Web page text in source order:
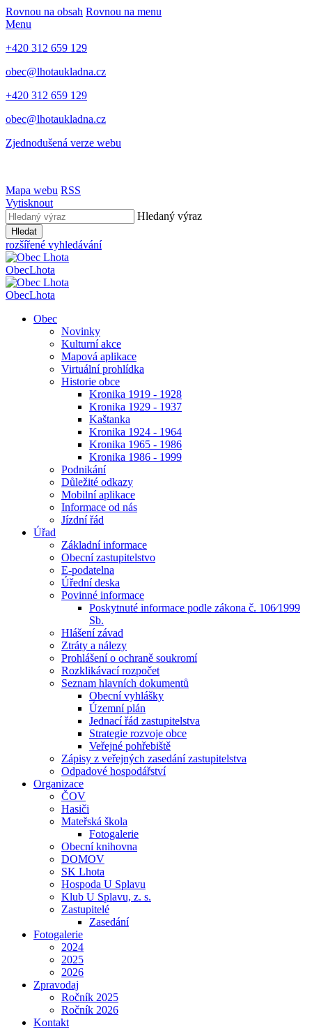
Rovnou na obsah Rovnou na menu
Menu
+420 312 659 129
obec@lhotaukladna.cz
+420 312 659 129
obec@lhotaukladna.cz
Zjednodušená verze webu
Mapa webu RSS
Vytisknout
Hledaný výraz
Hledat
rozšířené vyhledávání
ObecLhota
ObecLhota
Obec
Novinky
Kulturní akce
Mapová aplikace
Virtuální prohlídka
Historie obce
Kronika 1919 - 1928
Kronika 1929 - 1937
Kaštanka
Kronika 1924 - 1964
Kronika 1965 - 1986
Kronika 1986 - 1999
Podnikání
Důležité odkazy
Mobilní aplikace
Informace od nás
Jízdní řád
Úřad
Základní informace
Obecní zastupitelstvo
E-podatelna
Úřední deska
Povinné informace
Poskytnuté informace podle zákona č. 106⁄1999
Sb.
Hlášení závad
Ztráty a nálezy
Prohlášení o ochraně soukromí
Rozklikávací rozpočet
Seznam hlavních dokumentů
Obecní vyhlášky
Územní plán
Jednací řád zastupitelstva
Strategie rozvoje obce
Veřejné pohřebiště
Zápisy z veřejných zasedání zastupitelstva
Odpadové hospodářství
Organizace
ČOV
Hasiči
Mateřská škola
Fotogalerie
Obecní knihovna
DOMOV
SK Lhota
Hospoda U Splavu
Klub U Splavu, z. s.
Zastupitelé
Zasedání
Fotogalerie
2024
2025
2026
Zpravodaj
Ročník 2025
Ročník 2026
Kontakt